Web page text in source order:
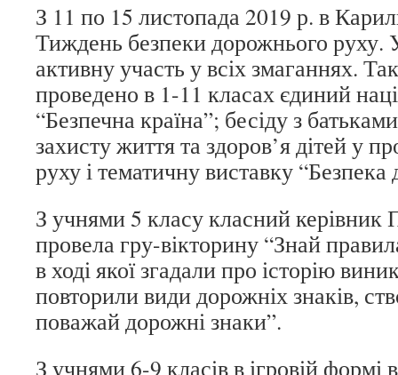
З 11 по 15 листопада 2019 р. в
Тиждень безпеки дорожнього руху.
активну участь у всіх змаганнях.
проведено в 1-11 класах єдиний
“Безпечна країна”; бесіду з
захисту життя та здоров’я дітей у
руху і тематичну виставку
З учнями 5 класу класний
провела гру-вікторину “Знай
в ході якої згадали про історію
повторили види дорожніх знаків,
поважай дорожні знаки”.
З учнями 6-9 класів в ігровій формі